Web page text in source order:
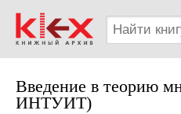
Введение в теорию
ИНТУИТ)